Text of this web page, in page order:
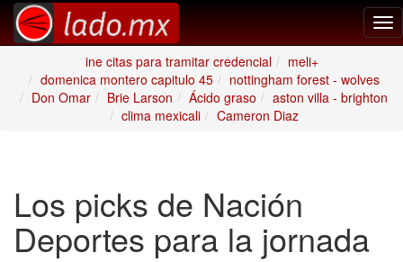
ine citas para tramitar credencial
meli+
domenica montero capitulo 45
nottingham forest - wolves
Don Omar
Brie Larson Ácido graso
aston villa - brighton
clima mexicali
Cameron Diaz
Los picks de Nación
Deportes para la jornada